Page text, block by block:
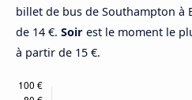
billet de bus de Southampton
de 14 €. Soir est le moment le
à partir de 15 €.